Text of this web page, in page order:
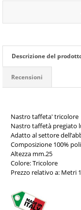
Descrizione del
Recensioni
Nastro taffeta' tricolore
Nastro taffetà pregiato
Adatto al settore
Composizione 100%
Altezza mm.25
Colore: Tricolore
Prezzo relativo a: Metri